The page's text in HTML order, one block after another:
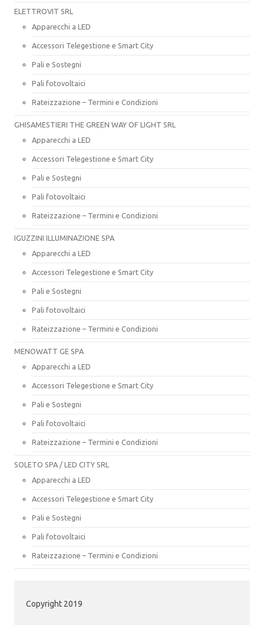
ELETTROVIT SRL
Apparecchi a LED
Accessori Telegestione e Smart City
Pali e Sostegni
Pali fotovoltaici
Rateizzazione – Termini e Condizioni
GHISAMESTIERI THE GREEN WAY OF LIGHT SRL
Apparecchi a LED
Accessori Telegestione e Smart City
Pali e Sostegni
Pali fotovoltaici
Rateizzazione – Termini e Condizioni
IGUZZINI ILLUMINAZIONE SPA
Apparecchi a LED
Accessori Telegestione e Smart City
Pali e Sostegni
Pali fotovoltaici
Rateizzazione – Termini e Condizioni
MENOWATT GE SPA
Apparecchi a LED
Accessori Telegestione e Smart City
Pali e Sostegni
Pali fotovoltaici
Rateizzazione – Termini e Condizioni
SOLETO SPA / LED CITY SRL
Apparecchi a LED
Accessori Telegestione e Smart City
Pali e Sostegni
Pali fotovoltaici
Rateizzazione – Termini e Condizioni
Copyright 2019